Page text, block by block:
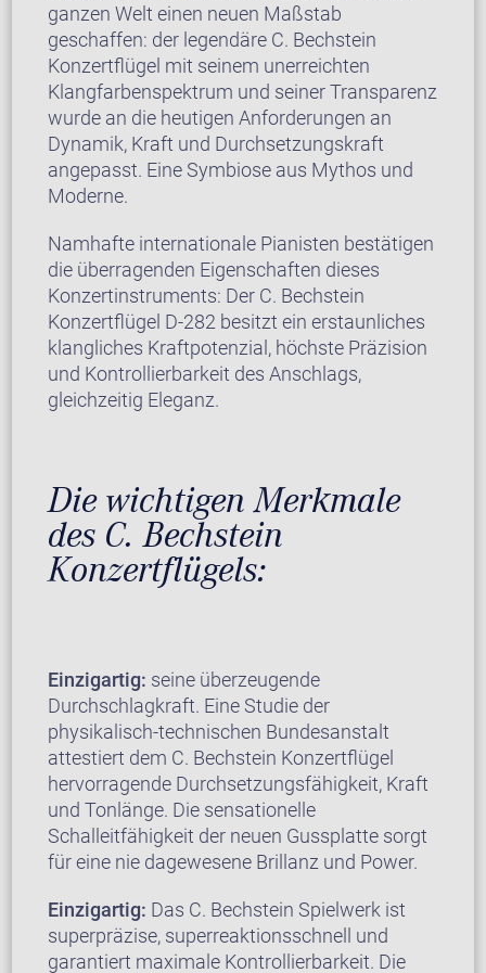
ganzen Welt einen neuen Maßstab
geschaffen: der legendäre C. Bechstein
Konzertflügel mit seinem unerreichten
Klangfarbenspektrum und seiner Transparenz
wurde an die heutigen Anforderungen an
Dynamik, Kraft und Durchsetzungskraft
angepasst. Eine Symbiose aus Mythos und
Moderne.
Namhafte internationale Pianisten bestätigen
die überragenden Eigenschaften dieses
Konzertinstruments: Der C. Bechstein
Konzertflügel D-282 besitzt ein erstaunliches
klangliches Kraftpotenzial, höchste Präzision
und Kontrollierbarkeit des Anschlags,
gleichzeitig Eleganz.
Die wichtigen Merkmale
des C. Bechstein
Konzertflügels:
Einzigartig: seine überzeugende
Durchschlagkraft. Eine Studie der
physikalisch-technischen Bundesanstalt
attestiert dem C. Bechstein Konzertflügel
hervorragende Durchsetzungsfähigkeit, Kraft
und Tonlänge. Die sensationelle
Schalleitfähigkeit der neuen Gussplatte sorgt
für eine nie dagewesene Brillanz und Power.
Einzigartig: Das C. Bechstein Spielwerk ist
superpräzise, superreaktionsschnell und
garantiert maximale Kontrollierbarkeit. Die